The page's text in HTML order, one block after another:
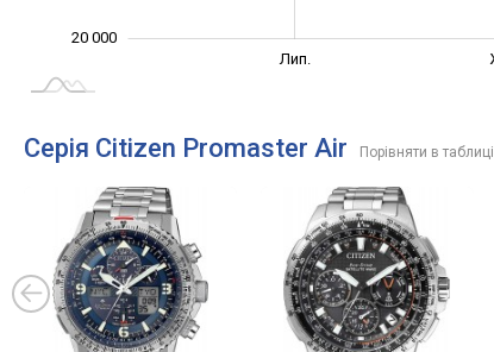
20 000
Лип.
Серія Citizen Promaster Air Порівняти в таблиці